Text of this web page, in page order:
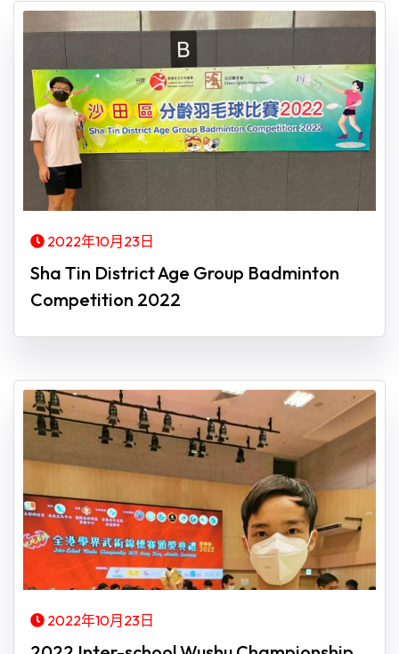
2022年10月23日
Sha Tin District Age Group Badminton
Competition 2022
2022年10月23日